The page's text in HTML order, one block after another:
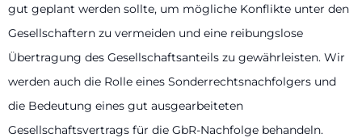
gut geplant werden sollte, um mögliche Konflikte unter den
Gesellschaftern zu vermeiden und eine reibungslose
Übertragung des Gesellschaftsanteils zu gewährleisten. Wir
werden auch die Rolle eines Sonderrechtsnachfolgers und
die Bedeutung eines gut ausgearbeiteten
Gesellschaftsvertrags für die GbR-Nachfolge behandeln.